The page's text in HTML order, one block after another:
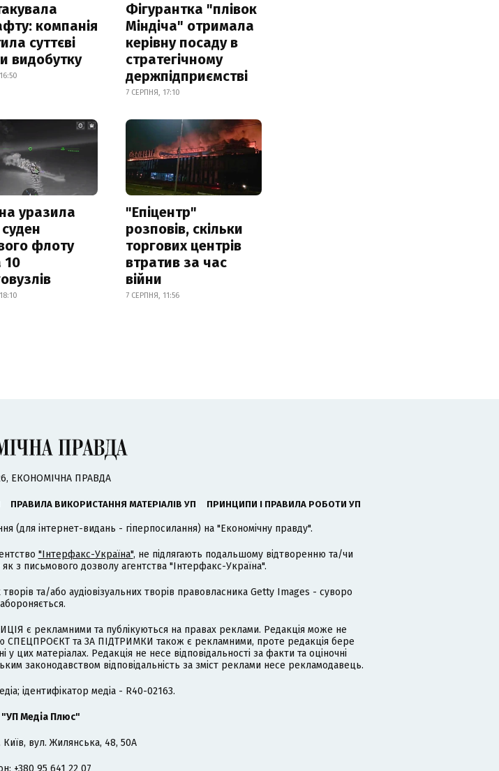
компанія
суттєві
видобутку
Фігурантка "плівок
Міндіча" отримала
керівну посаду в
стратегічному
держпідприємстві
7 СЕРПНЯ, 17:10
уразила
флоту
10
"Епіцентр"
розповів, скільки
торгових центрів
втратив за час
війни
7 СЕРПНЯ, 11:56
ЕКОНОМІЧНА ПРАВДА
ПРАВИЛА ВИКОРИСТАННЯ МАТЕРІАЛІВ УП ПРИНЦИПИ І ПРАВИЛА РОБОТИ УП
(для інтернет-видань - гіперпосилання) на "Економічну правду".
"Інтерфакс-Україна", не підлягають подальшому відтворенню та/чи
з письмового дозволу агентства "Інтерфакс-Україна".
та/або аудіовізуальних творів правовласника Getty Images - суворо
є рекламними та публікуються на правах реклами. Редакція може не
СПЕЦПРОЄКТ та ЗА ПІДТРИМКИ також є рекламними, проте редакція бере
цих матеріалах. Редакція не несе відповідальності за факти та оціночні
законодавством відповідальність за зміст реклами несе рекламодавець.
ідентифікатор медіа - R40-02163.
Медіа Плюс"
вул. Жилянська, 48, 50А
+380 95 641 22 07